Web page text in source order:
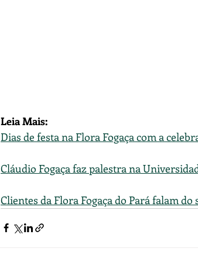
Leia Mais:
Dias de festa na Flora Fogaça com a
Cláudio Fogaça faz palestra na
Clientes da Flora Fogaça do Pará falam